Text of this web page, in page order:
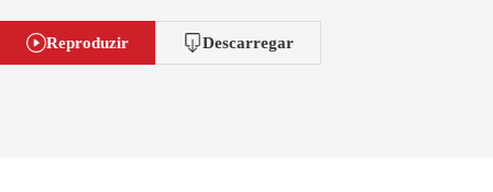
Reproduzir Descarregar